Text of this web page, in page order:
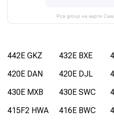
Pca group на карте
442E GKZ 432E BXE
420E DAN
420E DJL
430E MXB
430E SWC
415F2 HWA
416E BWC